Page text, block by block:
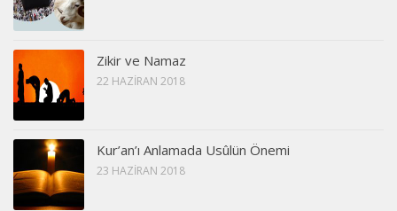
Zikir ve Namaz
22 HAZIRAN 2018
Kur’an’ı Anlamada Usûlün Önemi
23 HAZIRAN 2018